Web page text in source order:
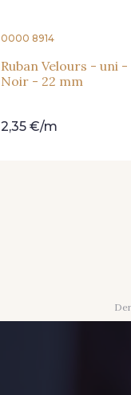
0000 8914
Ruban Velours - uni -
Noir - 22 mm
2,35 €/m